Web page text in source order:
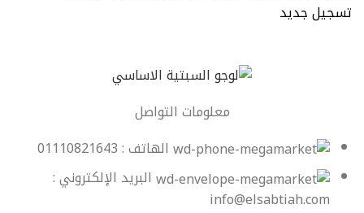
تسجيل جديد
معلومات التواصل
الهاتف : 01110821643
البريد الإلكتروني :
info@elsabtiah.com